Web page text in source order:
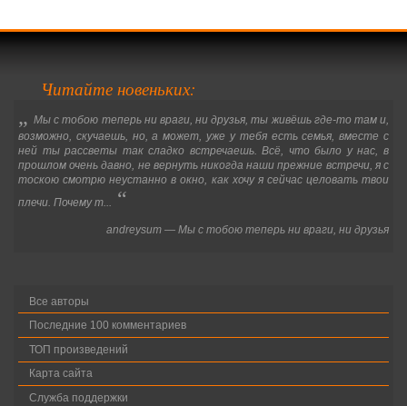
Читайте новеньких:
„Мы с тобою теперь ни враги, ни друзья, ты живёшь где-то там и,
возможно, скучаешь, но, а может, уже у тебя есть семья, вместе с
ней ты рассветы так сладко встречаешь. Всё, что было у нас, в
прошлом очень давно, не вернуть никогда наши прежние встречи, я с
тоскою смотрю неустанно в окно, как хочу я сейчас целовать твои
плечи. Почему т... “
andreysum — Мы с тобою теперь ни враги, ни друзья
Все авторы
Последние 100 комментариев
ТОП произведений
Карта сайта
Служба поддержки